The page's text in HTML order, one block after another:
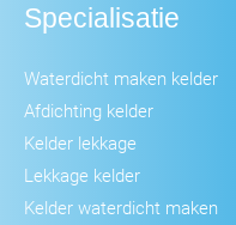
Specialisatie
Waterdicht maken kelder
Afdichting kelder
Kelder lekkage
Lekkage kelder
Kelder waterdicht maken